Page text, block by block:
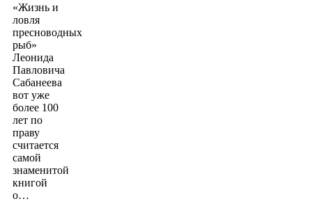
«Жизнь и
ловля
пресноводных
рыб»
Леонида
Павловича
Сабанеева
вот уже
более 100
лет по
праву
считается
самой
знаменитой
книгой
о…